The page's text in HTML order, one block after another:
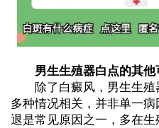
男生生殖器白点的其他
除了白癜风，男生生殖
多种情况相关，并非单一
退是常见原因之一，多在